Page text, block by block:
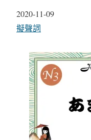
日期
2020-11-09
關於
擬聲詞